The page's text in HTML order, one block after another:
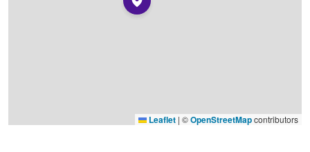
Leaflet | ©OpenStreetMapcontributors